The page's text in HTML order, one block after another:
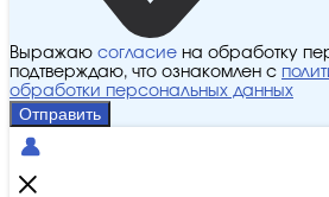
Выражаю согласие на обработку
подтверждаю, что ознакомлен с
обработки персональных данных
Отправить